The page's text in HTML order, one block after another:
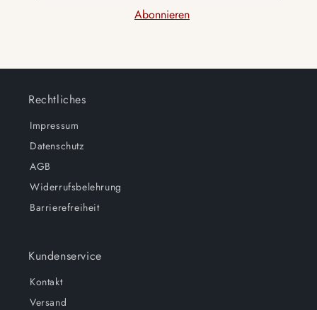
Abonnieren
Rechtliches
Impressum
Datenschutz
AGB
Widerrufsbelehrung
Barrierefreiheit
Kundenservice
Kontakt
Versand